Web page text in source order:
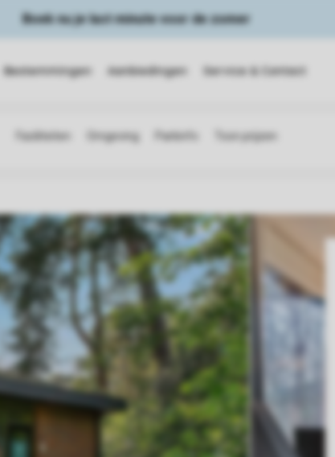
Boek nu je last minute voor de zomer
Bestemmingen Aanbiedingen Service & Contact